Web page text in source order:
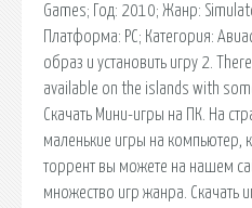
Games; Год: 2010; Жанр:
Платформа: PC; Категория:
образ и установить игру 2.
available on the islands with
Скачать Мини-игры на ПК. На
маленькие игры на компьютер,
торрент вы можете на нашем
множество игр жанра. Скачать